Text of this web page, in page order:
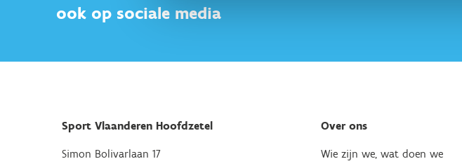
ook op sociale media
Sport Vlaanderen Hoofdzetel
Simon Bolivarlaan 17
Over ons
Wie zijn we, wat doen we